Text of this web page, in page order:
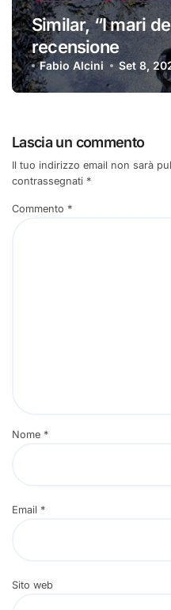
Similar, “I mari
recensione
Fabio Alcini Set 8,
Lascia un commento
Il tuo indirizzo email non sarà
contrassegnati *
Commento *
Nome *
Email *
Sito web